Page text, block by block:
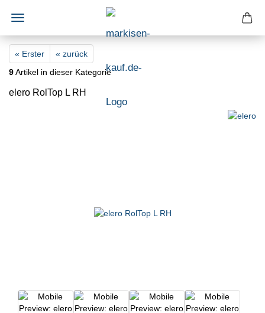
« Erster
« zurück
9Artikel in dieser Kategorie
elero RolTop L RH